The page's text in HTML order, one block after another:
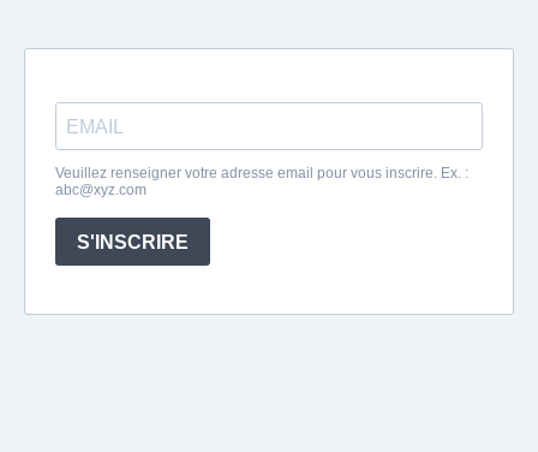
Veuillez renseigner votre adresse email pour vous inscrire. Ex. :
abc@xyz.com
S'INSCRIRE